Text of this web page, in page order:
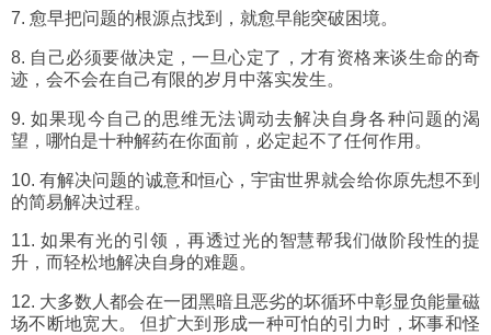
7. 愈早把问题的根源点找到，就愈早能突破困境。
8. 自己必须要做决定，一旦心定了，才有资格来谈生命的奇
迹，会不会在自己有限的岁月中落实发生。
9. 如果现今自己的思维无法调动去解决自身各种问题的渴
望，哪怕是十种解药在你面前，必定起不了任何作用。
10. 有解决问题的诚意和恒心，宇宙世界就会给你原先想不到
的简易解决过程。
11. 如果有光的引领，再透过光的智慧帮我们做阶段性的提
升，而轻松地解决自身的难题。
12. 大多数人都会在一团黑暗且恶劣的坏循环中彰显负能量磁
场不断地宽大。 但扩大到形成一种可怕的引力时，坏事和怪